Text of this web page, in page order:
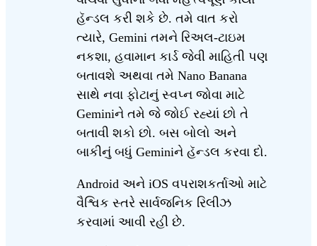
હૅન્ડલ કરી શકે છે. તમે વાત કરો
ત્યારે, Gemini તમને રિઅલ-ટાઇમ
નકશા, હવામાન કાર્ડ જેવી માહિતી પણ
બતાવશે અથવા તમે Nano Banana
સાથે નવા ફોટાનું સ્વપ્ન જોવા માટે
Geminiને તમે જે જોઈ રહ્યાં છો તે
બતાવી શકો છો. બસ બોલો અને
બાકીનું બધું Geminiને હૅન્ડલ કરવા દો.
Android અને iOS વપરાશકર્તાઓ માટે
વૈશ્વિક સ્તરે સાર્વજનિક રિલીઝ
કરવામાં આવી રહી છે.